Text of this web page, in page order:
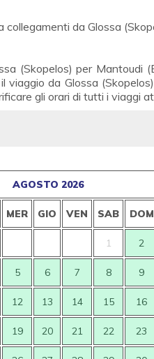
collegamenti da Glossa
(Skopelos) per
viaggio da Glossa
gli orari di tutti i viaggi
AGOSTO 2026
MER GIO VEN SAB DOM
1 2
5 6 7 8 9
12 13 14 15 16
19 20 21 22 23